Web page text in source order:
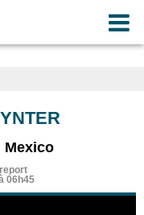
Mexico
06h45